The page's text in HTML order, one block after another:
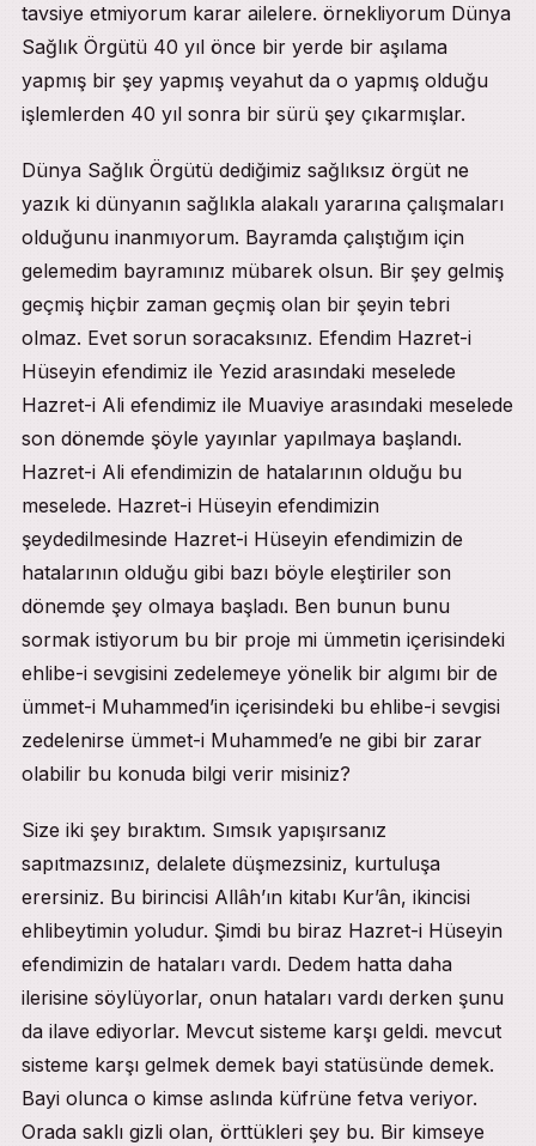
tavsiye etmiyorum karar ailelere. örnekliyorum Dünya
Sağlık Örgütü 40 yıl önce bir yerde bir aşılama
yapmış bir şey yapmış veyahut da o yapmış olduğu
işlemlerden 40 yıl sonra bir sürü şey çıkarmışlar.
Dünya Sağlık Örgütü dediğimiz sağlıksız örgüt ne
yazık ki dünyanın sağlıkla alakalı yararına çalışmaları
olduğunu inanmıyorum. Bayramda çalıştığım için
gelemedim bayramınız mübarek olsun. Bir şey gelmiş
geçmiş hiçbir zaman geçmiş olan bir şeyin tebri
olmaz. Evet sorun soracaksınız. Efendim Hazret-i
Hüseyin efendimiz ile Yezid arasındaki meselede
Hazret-i Ali efendimiz ile Muaviye arasındaki meselede
son dönemde şöyle yayınlar yapılmaya başlandı.
Hazret-i Ali efendimizin de hatalarının olduğu bu
meselede. Hazret-i Hüseyin efendimizin
şeydedilmesinde Hazret-i Hüseyin efendimizin de
hatalarının olduğu gibi bazı böyle eleştiriler son
dönemde şey olmaya başladı. Ben bunun bunu
sormak istiyorum bu bir proje mi ümmetin içerisindeki
ehlibe-i sevgisini zedelemeye yönelik bir algımı bir de
ümmet-i Muhammed’in içerisindeki bu ehlibe-i sevgisi
zedelenirse ümmet-i Muhammed’e ne gibi bir zarar
olabilir bu konuda bilgi verir misiniz?
Size iki şey bıraktım. Sımsık yapışırsanız
sapıtmazsınız, delalete düşmezsiniz, kurtuluşa
erersiniz. Bu birincisi Allâh’ın kitabı Kur’ân, ikincisi
ehlibeytimin yoludur. Şimdi bu biraz Hazret-i Hüseyin
efendimizin de hataları vardı. Dedem hatta daha
ilerisine söylüyorlar, onun hataları vardı derken şunu
da ilave ediyorlar. Mevcut sisteme karşı geldi. mevcut
sisteme karşı gelmek demek bayi statüsünde demek.
Bayi olunca o kimse aslında küfrüne fetva veriyor.
Orada saklı gizli olan, örttükleri şey bu. Bir kimseye